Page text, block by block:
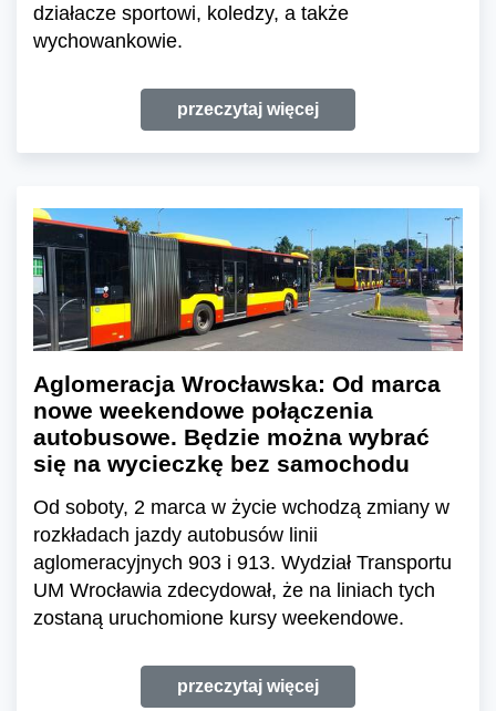
działacze sportowi, koledzy, a także
wychowankowie.
przeczytaj więcej
Aglomeracja Wrocławska: Od marca
nowe weekendowe połączenia
autobusowe. Będzie można wybrać
się na wycieczkę bez samochodu
Od soboty, 2 marca w życie wchodzą zmiany w
rozkładach jazdy autobusów linii
aglomeracyjnych 903 i 913. Wydział Transportu
UM Wrocławia zdecydował, że na liniach tych
zostaną uruchomione kursy weekendowe.
przeczytaj więcej